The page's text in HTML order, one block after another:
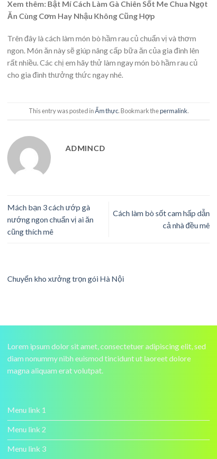
Xem thêm: Bật Mí Cách Làm Gà Chiên Sốt Me Chua Ngọt
Ăn Cùng Cơm Hay Nhậu Không Cũng Hợp
Trên đây là cách làm món bò hầm rau củ chuẩn vị và thơm
ngon. Món ăn này sẽ giúp nâng cấp bữa ăn của gia đình lên
rất nhiều. Các chị em hãy thử làm ngay món bò hầm rau củ
cho gia đình thưởng thức ngay nhé.
This entry was posted inẨm thực. Bookmark thepermalink.
ADMINCD
Mách bạn 3 cách ướp gà
nướng ngon chuẩn vị ai ăn
cũng thích mê
Cách làm bò sốt cam hấp dẫn
cả nhà đều mê
Chuyển kho xưởng trọn gói Hà Nội
Lorem ipsum dolor sit amet, consectetuer adipiscing elit, sed
diam nonummy nibh euismod tincidunt ut laoreet dolore
magna aliquam erat volutpat.
Menu link 1
Menu link 2
Menu link 3